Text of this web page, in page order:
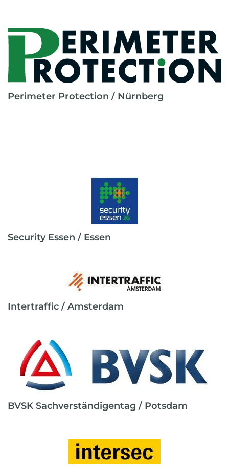
Perimeter Protection / Nürnberg
Security Essen / Essen
Intertraffic / Amsterdam
BVSK Sachverständigentag / Potsdam